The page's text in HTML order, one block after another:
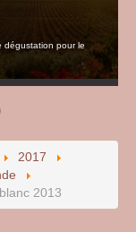
dégustation pour le
2017
2013